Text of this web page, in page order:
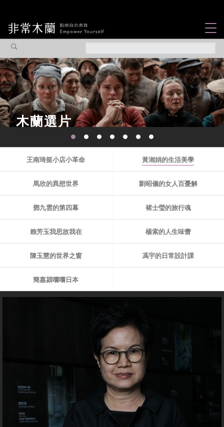
觀點專欄
焦點企劃
社會企業
認識我們
蘭選片
王南琦挺小店小革命 黃湘娟的生活美學
馬欣的異想世界 劉昭儀的女人百憂解
鄧九雲的第四幕 褚士瑩的旅行魂
賴芳玉我思故我在 楊索的人生味蕾
陳玉慧的世界之窗 馮宇的日常設計課
簡嘉潁嚐嚐日本